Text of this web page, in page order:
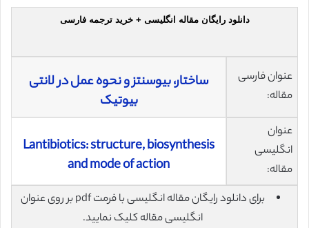
دانلود رایگان مقاله انگلیسی + خرید ترجمه فارسی
عنوان فارسی
مقاله:
ساختار، بیوسنتز و نحوه عمل در لانتی
بیوتیک
عنوان
انگلیسی
مقاله:
Lantibiotics: structure, biosynthesis
and mode of action
برای دانلود رایگان مقاله انگلیسی با فرمت pdf بر روی عنوان
انگلیسی مقاله کلیک نمایید.